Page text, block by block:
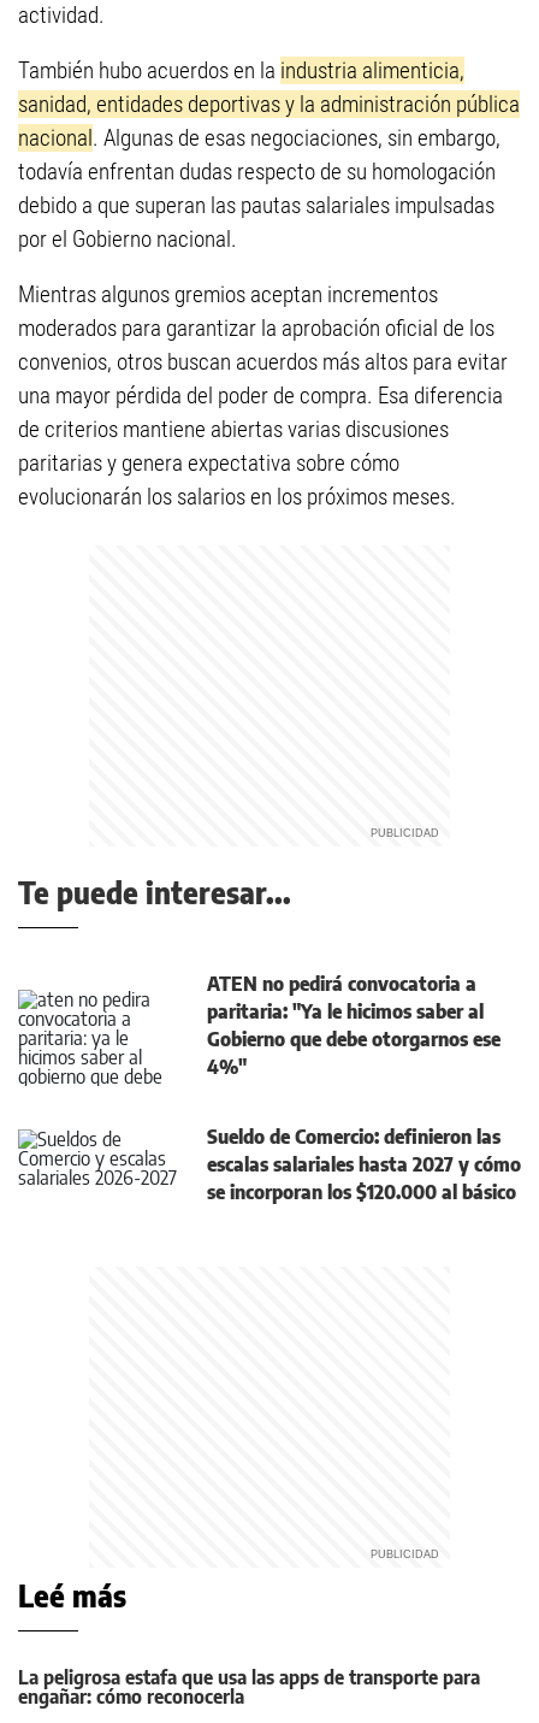
actividad.
También hubo acuerdos en la industria alimenticia,
sanidad, entidades deportivas y la administración pública
nacional. Algunas de esas negociaciones, sin embargo,
todavía enfrentan dudas respecto de su homologación
debido a que superan las pautas salariales impulsadas
por el Gobierno nacional.
Mientras algunos gremios aceptan incrementos
moderados para garantizar la aprobación oficial de los
convenios, otros buscan acuerdos más altos para evitar
una mayor pérdida del poder de compra. Esa diferencia
de criterios mantiene abiertas varias discusiones
paritarias y genera expectativa sobre cómo
evolucionarán los salarios en los próximos meses.
Te puede interesar...
ATEN no pedirá convocatoria a
paritaria: "Ya le hicimos saber al
Gobierno que debe otorgarnos ese
4%"
Sueldo de Comercio: definieron las
escalas salariales hasta 2027 y cómo
se incorporan los $120.000 al básico
Leé más
La peligrosa estafa que usa las apps de transporte para
engañar: cómo reconocerla